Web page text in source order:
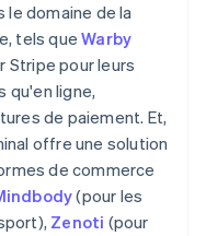
le domaine de la
tels queWarby
Stripe pour leurs
qu'en ligne,
de paiement. Et,
offre une solution
de commerce
(pour les
Zenoti (pour